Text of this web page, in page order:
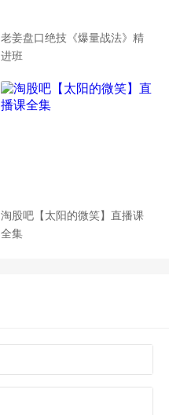
老姜盘口绝技《爆量战法》精
进班
淘股吧【太阳的微笑】直播课
全集